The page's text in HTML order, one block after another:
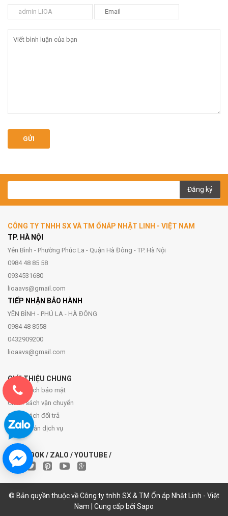
GỬI
Đăng ký
CÔNG TY TNHH SX VÀ TM ỔNÁP NHẬT LINH - VIỆT NAM
TP. HÀ NỘI
Yên Bình - Phường Phúc La - Quận Hà Đông - TP. Hà Nội
0984 48 85 58
0934531680
lioaavs@gmail.com
TIẾP NHẬN BẢO HÀNH
YÊN BÌNH - PHÚ LA - HÀ ĐÔNG
0984 48 8558
0432909200
lioaavs@gmail.com
GIỚI THIỆU CHUNG
Chính sách bảo mật
Chính sách vận chuyển
Chính sách đổi trả
Điều khoản dịch vụ
FACEBOOK / ZALO / YOUTUBE /
© Bản quyền thuộc về Công ty tnhh SX & TM Ổn áp Nhật Linh - Việt
Nam | Cung cấp bởi Sapo